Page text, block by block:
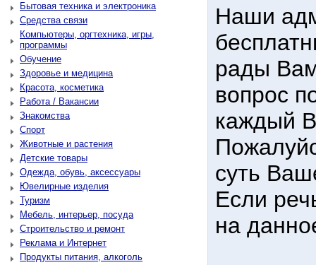
Бытовая техника и электроника
Средства связи
Компьютеры, оргтехника, игры,
программы
Обучение
Здоровье и медицина
Красота, косметика
Работа / Вакансии
Знакомства
Спорт
Животные и растения
Детские товары
Одежда, обувь, аксессуары
Ювелирные изделия
Туризм
Мебель, интерьер, посуда
Строительство и ремонт
Реклама и Интернет
Продукты питания, алкоголь
Наши
рады
вопрос
каждый
суть
Если
на